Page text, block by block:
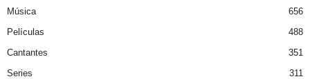
Música
656
Películas
488
Cantantes
351
Series
311